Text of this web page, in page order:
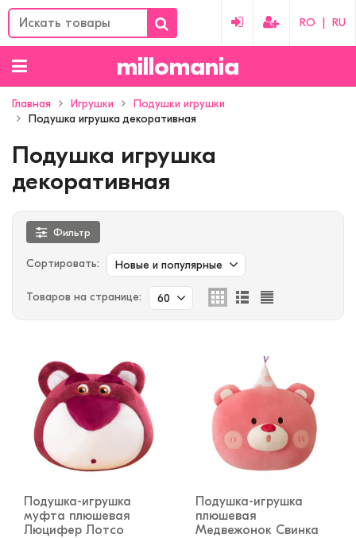
RO RU
millomania
Главная Игрушки
Подушки игрушки
Подушка игрушка декоративная
Подушка игрушка
декоративная
Фильтр
Сортировать: Новые и популярные
Товаров на странице: 60
Подушка-игрушка
муфта плюшевая
Люцифер Лотсо
Подушка-игрушка
плюшевая
Медвежонок Свинка